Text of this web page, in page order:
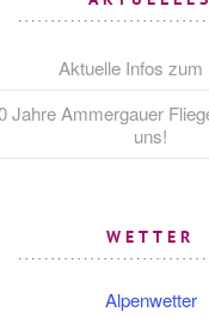
Aktuelle Infos zum
Jahre Ammergauer
uns!
WETTER
Alpenwetter